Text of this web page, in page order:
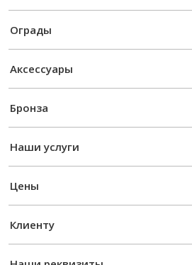
Ограды
Аксессуары
Бронза
Наши услуги
Цены
Клиенту